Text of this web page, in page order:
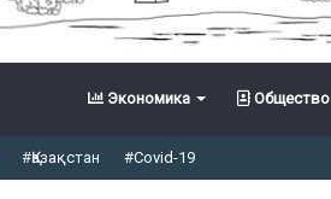
Экономика Общество
#Қазақстан #Covid-19